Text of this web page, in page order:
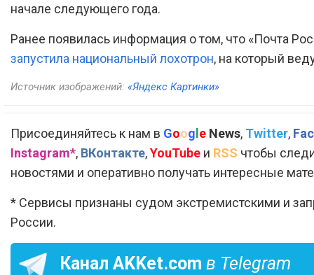
начале следующего года.
Ранее появилась информация о том, что «Почта
запустила национальный лохотрон, на который
Источник изображений: «Яндекс Картинки»
Присоединяйтесь к нам в Google News, Twitter,
Instagram*, ВКонтакте,YouTube и RSS чтобы
новостями и оперативно получать интересные
* Сервисы признаны судом экстремистскими и
России.
Канал AKKet.com в Telegram